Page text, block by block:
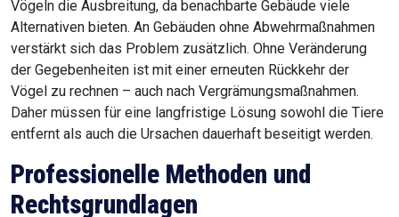
Vögeln die Ausbreitung, da benachbarte Gebäude viele
Alternativen bieten. An Gebäuden ohne Abwehrmaßnahmen
verstärkt sich das Problem zusätzlich. Ohne Veränderung
der Gegebenheiten ist mit einer erneuten Rückkehr der
Vögel zu rechnen – auch nach Vergrämungsmaßnahmen.
Daher müssen für eine langfristige Lösung sowohl die Tiere
entfernt als auch die Ursachen dauerhaft beseitigt werden.
Professionelle Methoden und
Rechtsgrundlagen